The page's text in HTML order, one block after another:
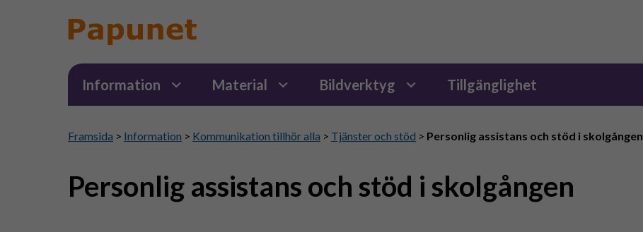
Information Material Bildverktyg Tillgänglighet
Framsida > Information > Kommunikation tillhör alla > Tjänster och stöd > Personlig assistans och stöd i skolgången
Personlig assistans och stöd i skolgången